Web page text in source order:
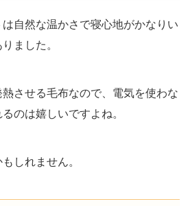
自然な温かさで寝心地がかなりい
ました。
させる毛布なので、電気を使わな
のは嬉しいですよね。
しれません。